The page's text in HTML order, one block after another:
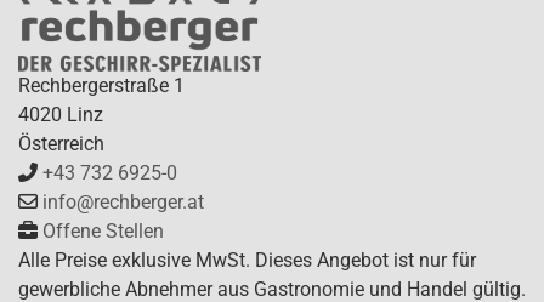
Rechbergerstraße 1
4020 Linz
Österreich
+43 732 6925-0
info@rechberger.at
Offene Stellen
Alle Preise exklusive MwSt. Dieses Angebot ist nur für
gewerbliche Abnehmer aus Gastronomie und Handel gültig.